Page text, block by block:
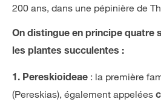
200 ans, dans une pépinière de
On distingue en principe quatre
les plantes succulentes :
1. Pereskioideae : la première
(Pereskias), également appelées